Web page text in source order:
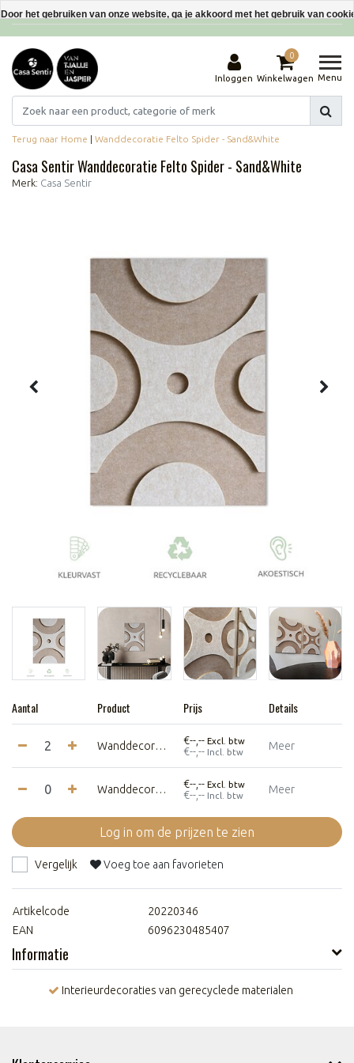
Interieurdecoraties van gerecyclede materialen
Inloggen
0
Winkelwagen Menu
Terug naar Home | Wanddecoratie Felto Spider - Sand&White
Casa Sentir Wanddecoratie Felto Spider - Sand&White
Merk: Casa Sentir
Aantal Product Prijs Details
Wanddecoratie Felto Spider - Sand&White - Medium €--,-- Excl. btw
€--,-- Incl. btw Meer
Wanddecoratie Felto Spider - Sand&White - Large €--,-- Excl. btw
€--,-- Incl. btw Meer
Log in om de prijzen te zien
Vergelijk Voeg toe aan favorieten
Artikelcode
20220346
EAN
6096230485407
Informatie
Interieurdecoraties van gerecyclede materialen
Door het gebruiken van onze website, ga je akkoord met het gebruik van